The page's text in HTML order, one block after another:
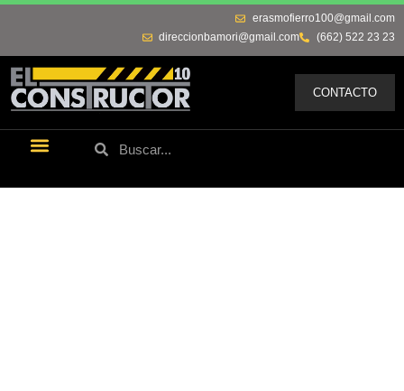
(662) 522 23 23
direccionbamori@gmail.com
erasmofierro100@gmail.com
CONTACTO